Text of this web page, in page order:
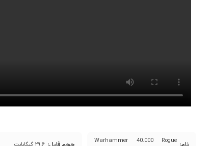
Warhammer 40.000 Rogue